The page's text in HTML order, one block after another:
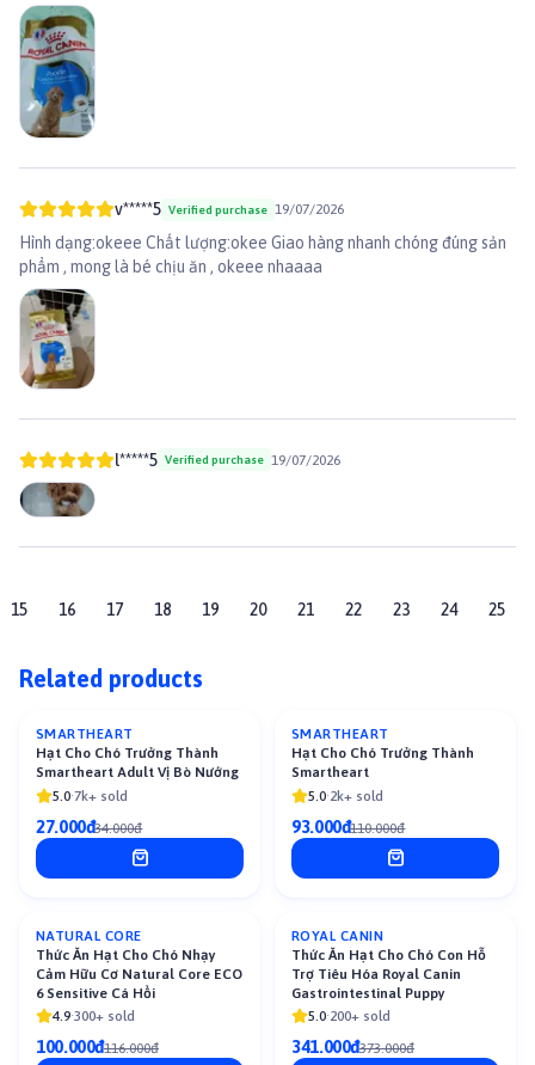
v*****5 Verified purchase 19/07/2026
Hình dạng:okeee Chất lượng:okee Giao hàng nhanh chóng đúng sản
phẩm , mong là bé chịu ăn , okeee nhaaaa
l*****5 Verified purchase 19/07/2026
15 16 17 18 19 20 21 22 23 24 25
Related products
-21%
SMARTHEART
Hạt Cho Chó Trưởng Thành
Smartheart Adult Vị Bò Nướng
5.0·7k+ sold
27.000đ34.000đ
-15%
SMARTHEART
Hạt Cho Chó Trưởng Thành
Smartheart
5.0·2k+ sold
93.000đ110.000đ
-14%
NATURAL CORE
Thức Ăn Hạt Cho Chó Nhạy
Cảm Hữu Cơ Natural Core ECO
6 Sensitive Cá Hồi
4.9·300+ sold
100.000đ116.000đ
-9 %
ROYAL CANIN
Thức Ăn Hạt Cho Chó Con Hỗ
Trợ Tiêu Hóa Royal Canin
Gastrointestinal Puppy
5.0·200+ sold
341.000đ373.000đ